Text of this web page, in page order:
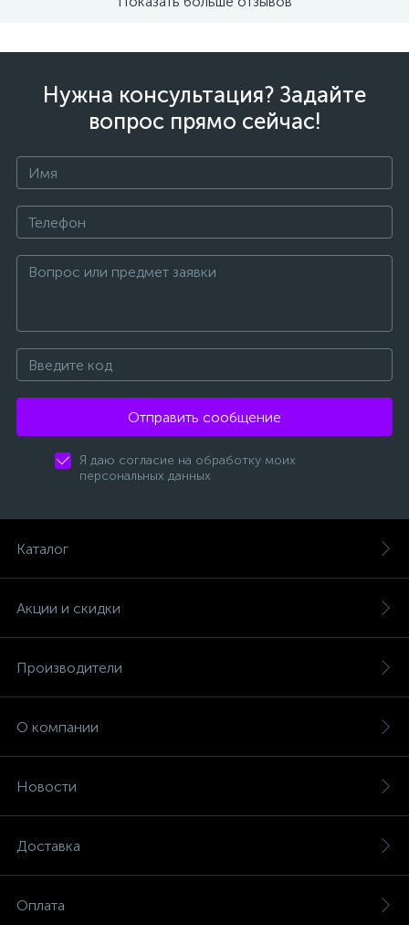
Нужна консультация? Задайте
вопрос прямо сейчас!
Отправить сообщение
Я даю согласие на обработку моих
персональных данных
Каталог
Акции и скидки
Производители
О компании
Новости
Доставка
Оплата